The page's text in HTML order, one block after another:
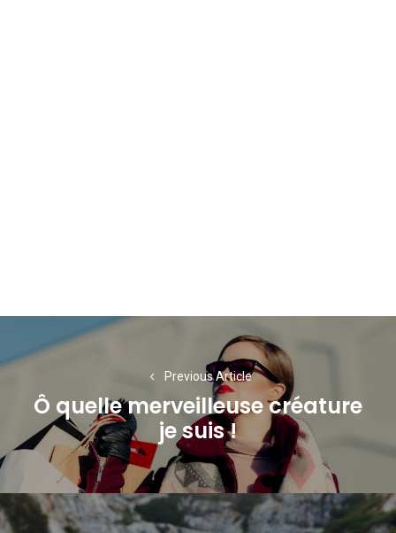
Navigation
de
l’article
Previous Article
Previous
post:
Ô quelle merveilleuse créature
je suis !